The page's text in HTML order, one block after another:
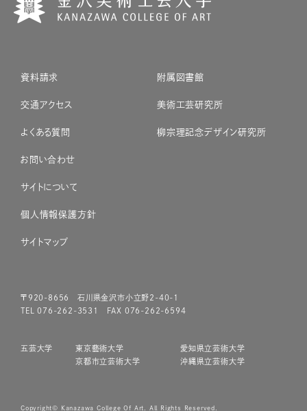
資料請求
交通アクセス
よくある質問
お問い合わせ
サイトについて
個人情報保護方針
サイトマップ
附属図書館
美術工芸研究所
柳宗理記念デザイン研究所
〒920-8656 石川県金沢市小立野2-40-1
TEL 076-262-3531 FAX 076-262-6594
五芸大学 東京藝術大学
愛知県立芸術大学
京都市立芸術大学
沖縄県立芸術大学
Copyright© Kanazawa College Of Art. All Rights Reserved.